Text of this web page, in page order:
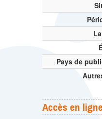
Pays de
Accès en ligne